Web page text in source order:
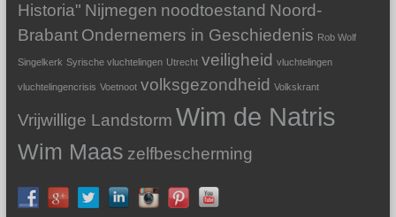
Historia" Nijmegen noodtoestand Noord-
Brabant Ondernemers in Geschiedenis Rob Wolf
Singelkerk Syrische vluchtelingen Utrecht veiligheid vluchtelingen
vluchtelingencrisis Voetnoot volksgezondheid Volkskrant
Vrijwillige Landstorm Wim de Natris
Wim Maas zelfbescherming